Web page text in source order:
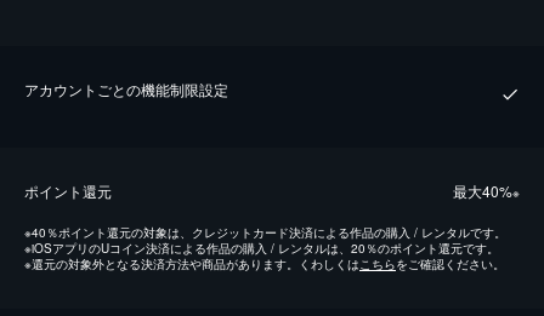
アカウントごとの機能制限設定
ポイント還元 最⼤40%※
※40％ポイント還元の対象は、クレジットカード決済による作品の購入 / レンタルです。
※iOSアプリのUコイン決済による作品の購入 / レンタルは、20％のポイント還元です。
※還元の対象外となる決済方法や商品があります。くわしくはこちらをご確認ください。